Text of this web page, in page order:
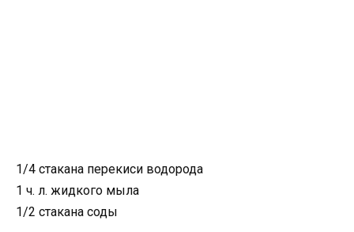
1/4 стакана перекиси водорода
1 ч. л. жидкого мыла
1/2 стакана соды